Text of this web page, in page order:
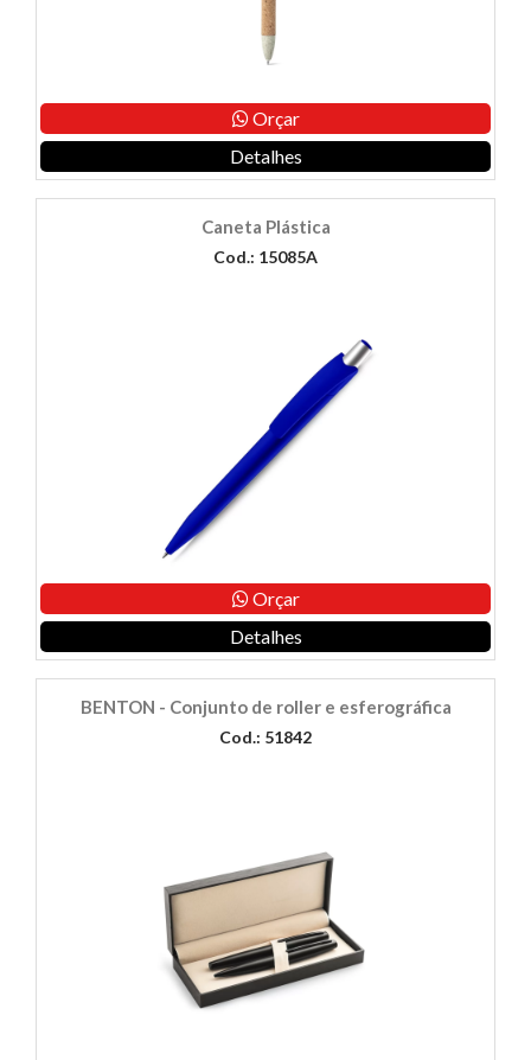
Orçar
Detalhes
Caneta Plástica
Cod.: 15085A
Orçar
Detalhes
BENTON - Conjunto de roller e esferográfica
Cod.: 51842